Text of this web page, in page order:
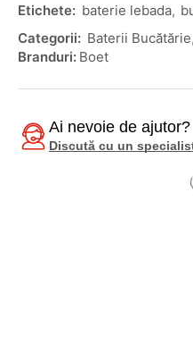
Etichete: baterie lebada,
Categorii: Baterii Bucătărie,
Branduri: Boet
Ai nevoie de ajutor?
Discută cu un